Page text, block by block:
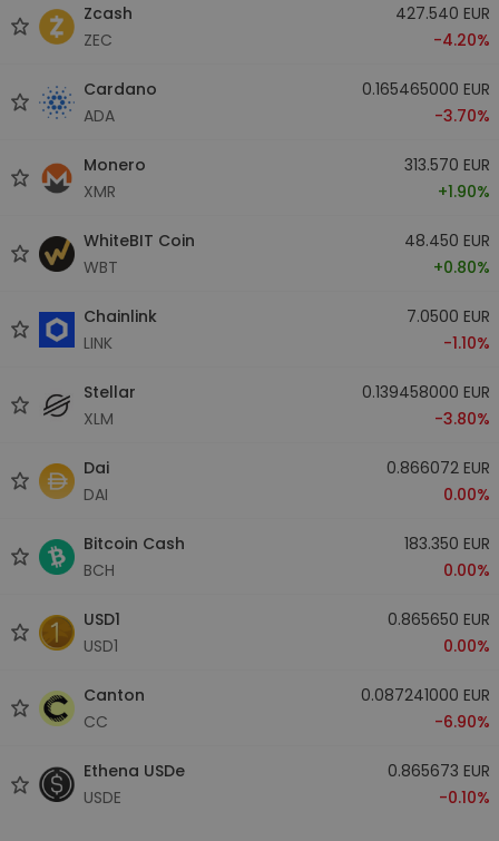
Zcash
ZEC
427.540 EUR
-4.20%
Cardano
ADA
0.165465000 EUR
-3.70%
Monero
XMR
313.570 EUR
+1.90%
WhiteBIT Coin
WBT
48.450 EUR
+0.80%
Chainlink
LINK
7.0500 EUR
-1.10%
Stellar
XLM
0.139458000 EUR
-3.80%
Dai
DAI
0.866072 EUR
0.00%
Bitcoin Cash
BCH
183.350 EUR
0.00%
USD1
USD1
0.865650 EUR
0.00%
Canton
CC
0.087241000 EUR
-6.90%
Ethena USDe
USDE
0.865673 EUR
-0.10%